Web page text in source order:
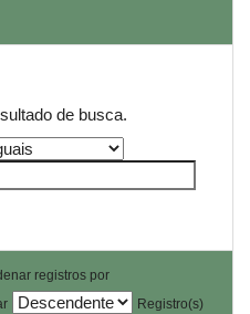
de busca.
registros por
Registro(s)